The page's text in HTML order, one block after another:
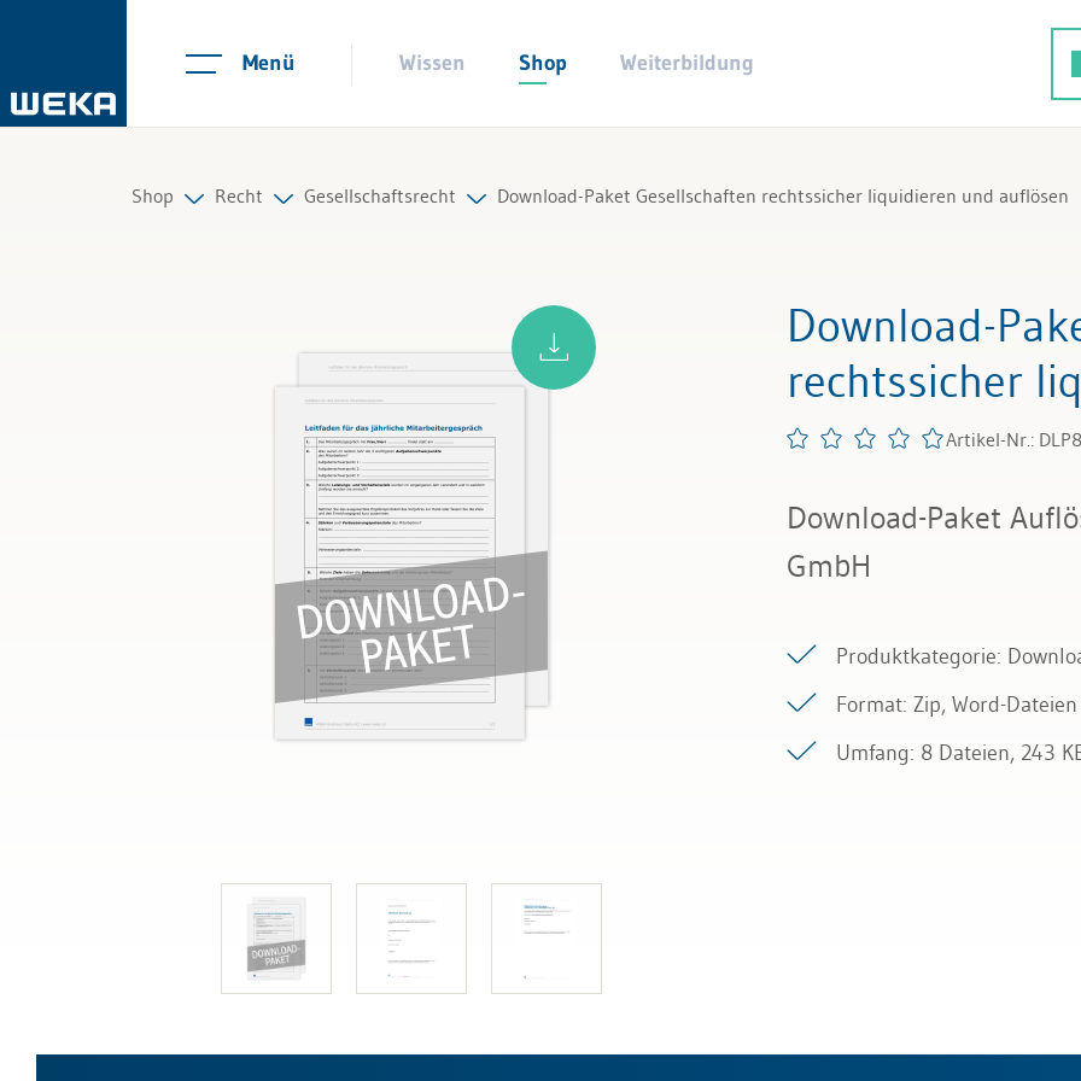
Menü Wissen Shop Weiterbildung
Shop
Führung & Kompetenzen
Finanzen & Steuern
Recht
Gesellschaftsrecht
Scheidungs- und Erbrecht
Kauf und Verkauf
Wettbewerb und Handel
Allgemeines Privatrecht
Datenschutz und IT-Recht
Musterverträge
Gesellschaftsrecht Download-Paket Gesellschaften rechtssicher liquidieren und auflösen
Download-
rechtssicher
Artikel-Nr.:
Download-Paket
GmbH
Produktkategorie:
Format: Zip, Word-Dateien
Umfang: 8 Dateien, 243